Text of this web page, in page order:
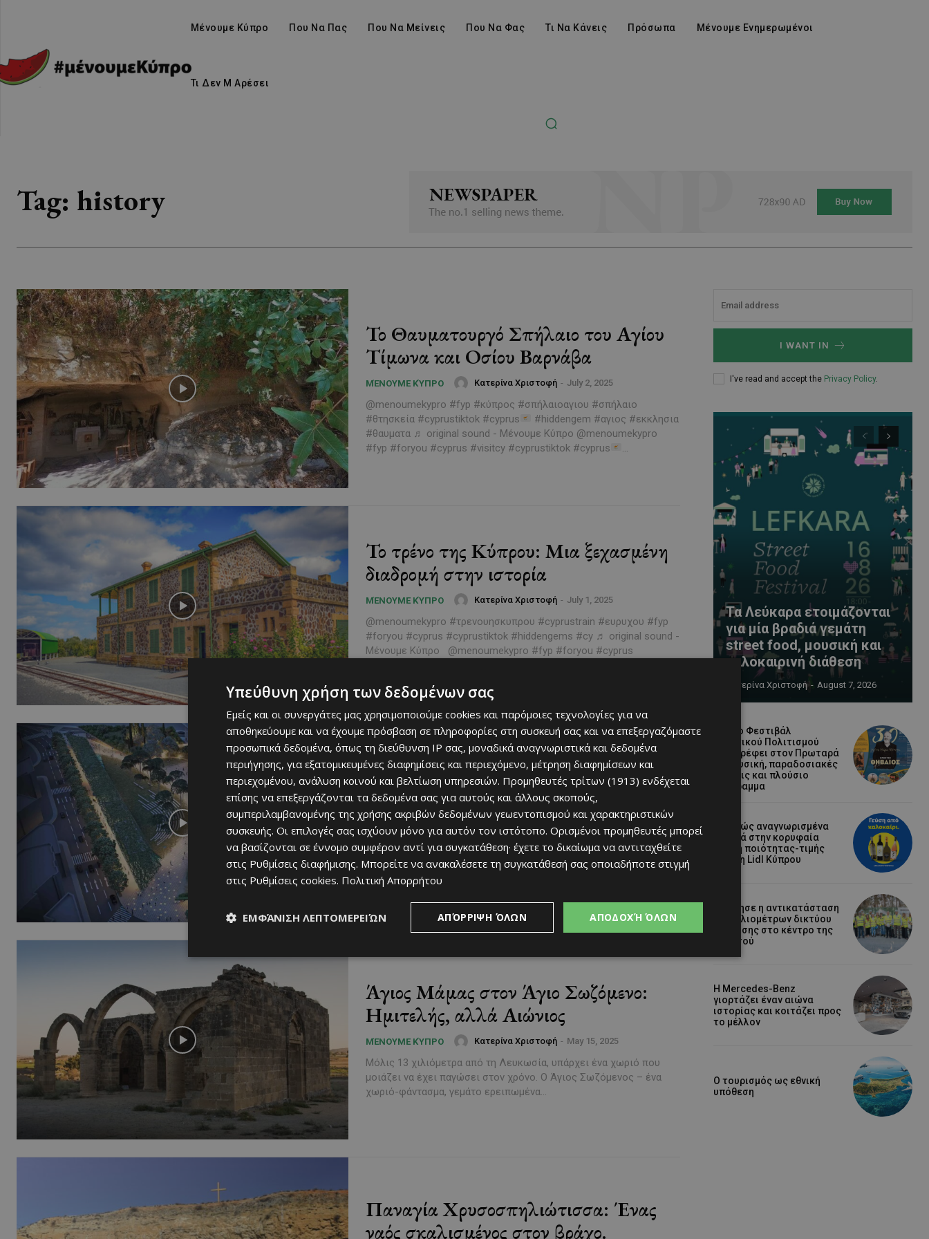
Μένουμε Κύπρο Που Να Πας Που Να Μείνεις Που Να Φας Τι Να Κάνεις Πρόσωπα Μένουμε Ενημερωμένοι
Τι Δεν Μ Αρέσει
Tag: history
Το Θαυματουργό Σπήλαιο του Αγίου
Τίμωνα και Οσίου Βαρνάβα
ΜΈΝΟΥΜΕ ΚΎΠΡΟ Κατερίνα Χριστοφή - July 2, 2025
@menoumekypro #fyp #κύπρος #σπήλαιοαγιου #σπήλαιο
#θτησκεία #cyprustiktok #cyprus
#hiddengem #αγιος #εκκλησια
#θαυματα ♬ original sound - Μένουμε Κύπρο @menoumekypro
#fyp #foryou #cyprus #visitcy #cyprustiktok #cyprus
Το τρένο της Κύπρου: Μια ξεχασμένη
διαδρομή στην ιστορία
ΜΈΝΟΥΜΕ ΚΎΠΡΟ Κατερίνα Χριστοφή - July 1, 2025
@menoumekypro #τρενουησκυπρου #cyprustrain #ευρυχου #fyp
#foryou #cyprus #cyprustiktok #hiddengems #cy ♬ original sound -
Μένουμε Κύπρο @menoumekypro #fyp #foryou #cyprus
Τι απέγινε το παλιό ΓΣΠ; Η
απάντηση θα σε εκπλήξει!
ΜΈΝΟΥΜΕ ΕΝΗΜΕΡΩΜΈΝΟΙ Κατερίνα Χριστοφή - June 16, 2025
@menoumekypro #γσπ #foryou #cyprus #fyp #κυπρος #λευκωσια
#nicosia ♬ 企业形象进取创新 Inspirational Epic - Cassiopeia Στην
καρδιά της Λευκωσίας, εκεί όπου άλλοτε αντηχούσαν συνθήματα,
πανηγυρισμοί και...
Άγιος Μάμας στον Άγιο Σωζόμενο:
Ημιτελής, αλλά Αιώνιος
ΜΈΝΟΥΜΕ ΚΎΠΡΟ Κατερίνα Χριστοφή - May 15, 2025
Μόλις 13 χιλιόμετρα από τη Λευκωσία, υπάρχει ένα χωριό που
μοιάζει να έχει παγώσει στον χρόνο. Ο Άγιος Σωζόμενος – ένα
χωριό-φάντασμα, γεμάτο ερειπωμένα...
Παναγία Χρυσοσπηλιώτισσα: Ένας
ναός σκαλισμένος στον βράχο.
I WANT IN
I've read and accept the Privacy Policy.
Τα Λεύκαρα ετοιμάζονται
για μία βραδιά γεμάτη
street food, μουσική και
καλοκαιρινή διάθεση
Κατερίνα Χριστοφή - August 7, 2026
Το 10ο Φεστιβάλ
Αγροτικού Πολιτισμού
επιστρέφει στον Πρωταρά
με μουσική, παραδοσιακές
γεύσεις και πλούσιο
πρόγραμμα
Διεθνώς αναγνωρισμένα
κρασιά στην κορυφαία
σχέση ποιότητας-τιμής
από τη Lidl Κύπρου
Ξεκίνησε η αντικατάσταση
100 χιλιομέτρων δικτύου
ύδρευσης στο κέντρο της
Λεμεσού
Η Mercedes-Benz
γιορτάζει έναν αιώνα
ιστορίας και κοιτάζει προς
το μέλλον
Ο τουρισμός ως εθνική
υπόθεση
Υπεύθυνη χρήση των δεδομένων σας
Εμείς και οι συνεργάτες μας χρησιμοποιούμε cookies και παρόμοιες τεχνολογίες για να
αποθηκεύουμε και να έχουμε πρόσβαση σε πληροφορίες στη συσκευή σας και να επεξεργαζόμαστε
προσωπικά δεδομένα, όπως τη διεύθυνση IP σας, μοναδικά αναγνωριστικά και δεδομένα
περιήγησης, για εξατομικευμένες διαφημίσεις και περιεχόμενο, μέτρηση διαφημίσεων και
περιεχομένου, ανάλυση κοινού και βελτίωση υπηρεσιών. Προμηθευτές τρίτων (1913) ενδέχεται
επίσης να επεξεργάζονται τα δεδομένα σας για αυτούς και άλλους σκοπούς,
συμπεριλαμβανομένης της χρήσης ακριβών δεδομένων γεωεντοπισμού και χαρακτηριστικών
συσκευής. Οι επιλογές σας ισχύουν μόνο για αυτόν τον ιστότοπο. Ορισμένοι προμηθευτές μπορεί
να βασίζονται σε έννομο συμφέρον αντί για συγκατάθεση· έχετε το δικαίωμα να αντιταχθείτε
στις Ρυθμίσεις διαφήμισης. Μπορείτε να ανακαλέσετε τη συγκατάθεσή σας οποιαδήποτε στιγμή
στις Ρυθμίσεις cookies. Πολιτική Απορρήτου
ΑΠΟΔΟΧΉ ΌΛΩΝ
ΑΠΌΡΡΙΨΗ ΌΛΩΝ
ΕΜΦΆΝΙΣΗ ΛΕΠΤΟΜΕΡΕΙΏΝ